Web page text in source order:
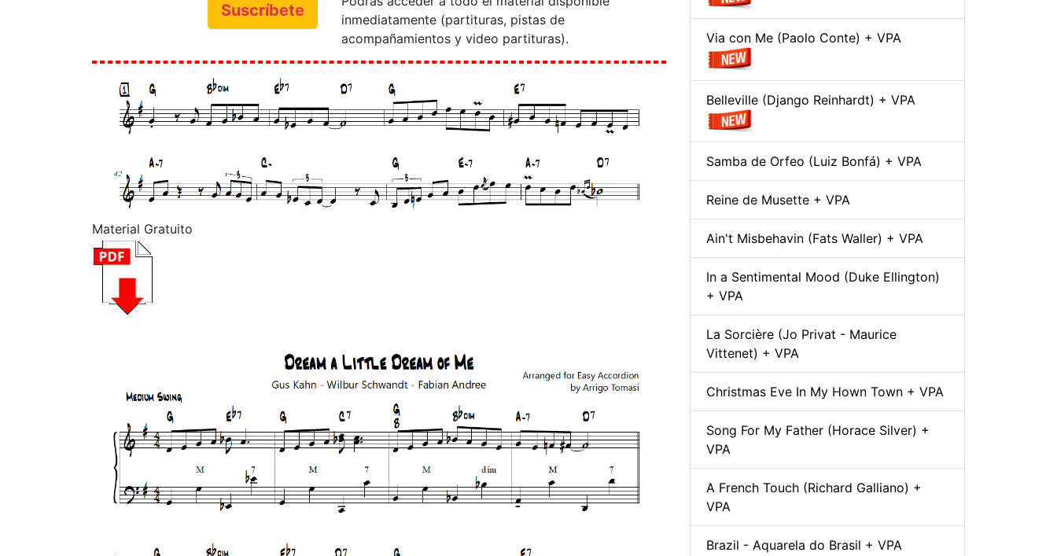
Suscríbete
inmediatamente (partituras, pistas de
acompañamientos y video partituras).
Material Gratuito
Via con Me (Paolo Conte) + VPA
Belleville (Django Reinhardt) + VPA
Samba de Orfeo (Luiz Bonfá) + VPA
Reine de Musette + VPA
Ain't Misbehavin (Fats Waller) + VPA
In a Sentimental Mood (Duke Ellington)
+ VPA
La Sorcière (Jo Privat - Maurice
Vittenet) + VPA
Christmas Eve In My Hown Town + VPA
Song For My Father (Horace Silver) +
VPA
A French Touch (Richard Galliano) +
VPA
Brazil - Aquarela do Brasil + VPA